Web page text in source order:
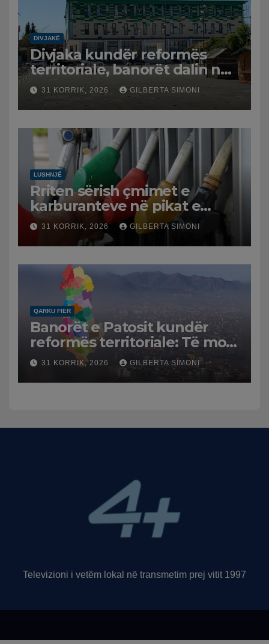
DIVJAKË
Divjaka kundër reformës
territoriale, banorët dalin në
protestë.
31 KORRIK, 2026 GILBERTA SIMONI
LUSHNJË
Rriten sërish çmimet e
karburanteve në pikat e
karburanteve në Lushnjë.
Tensionet në Lindjen e
Mesme shtrenjtojnë naftën
dhe benzinën në vend
31 KORRIK, 2026 GILBERTA SIMONI
QARKU FIER
Banorët e Patosit kundër
reformës territoriale: Të mos
humbasim identitetin e
qytetit
31 KORRIK, 2026 GILBERTA SIMONI
Televizioni i vetëm lokal në transmetim prej vitit 1997